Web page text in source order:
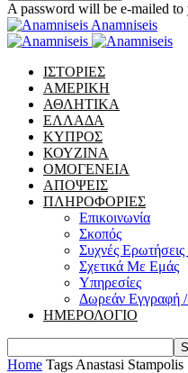
A password will be e-mailed to
Anamniseis
ΙΣΤΟΡΙΕΣ
ΑΜΕΡΙΚΗ
ΑΘΛΗΤΙΚΑ
ΕΛΛΑΔΑ
ΚΥΠΡΟΣ
ΚΟΥΖΙΝΑ
ΟΜΟΓΕΝΕΙΑ
ΑΠΟΨΕΙΣ
ΠΛΗΡΟΦΟΡΙΕΣ
Επικοινωνία
Σκοπός
Συχνές Ερωτήσεις
Σχετικά Με Εμάς
Υπηρεσίες
Δωρεάν Εγγραφή
ΗΜΕΡΟΛΟΓΙΟ
Home Tags Anastasi Stampolis